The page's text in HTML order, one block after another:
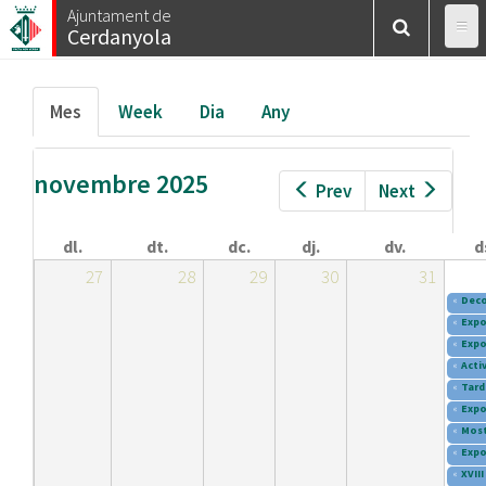
Vés
al
Ajuntament de
Cerdanyola
Esteu
aquí
Inici Calendar/Mes
Pestanyes
primàries
Mes (pestanya
activa)
Week Dia Any
Prev Next
novembre 2025
dl. dt. dc. dj. dv.
27 28 29 30 31
«
«
«
«
«
«
«
«
«